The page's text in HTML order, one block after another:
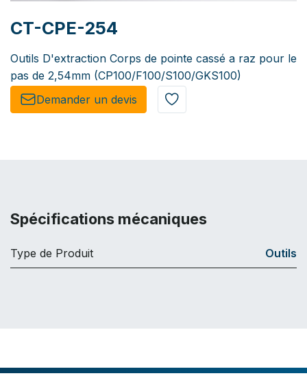
CT-CPE-254
Outils D'extraction Corps de pointe cassé a raz pour le
pas de 2,54mm (CP100/F100/S100/GKS100)
Demander un de​​vis​​
Spécifications mécaniques
Type de Produit Outils